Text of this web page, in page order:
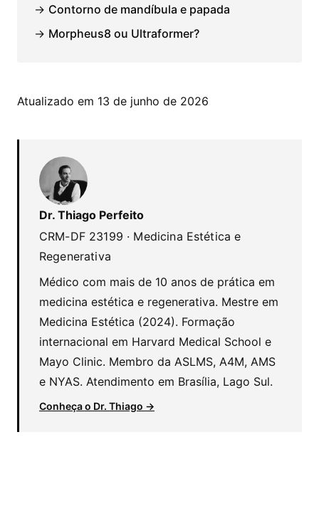
→ Contorno de mandíbula e papada
→ Morpheus8 ou Ultraformer?
Atualizado em 13 de junho de 2026
Dr. Thiago Perfeito
CRM-DF 23199 · Medicina Estética e
Regenerativa
Médico com mais de 10 anos de prática em
medicina estética e regenerativa. Mestre em
Medicina Estética (2024). Formação
internacional em Harvard Medical School e
Mayo Clinic. Membro da ASLMS, A4M, AMS
e NYAS. Atendimento em Brasília, Lago Sul.
Conheça o Dr. Thiago →